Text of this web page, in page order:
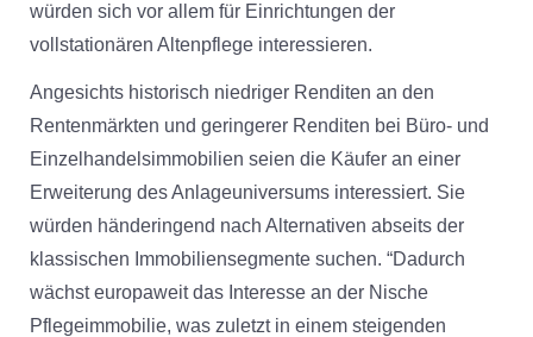
würden sich vor allem für Einrichtungen der
vollstationären Altenpflege interessieren.
Angesichts historisch niedriger Renditen an den
Rentenmärkten und geringerer Renditen bei Büro- und
Einzelhandelsimmobilien seien die Käufer an einer
Erweiterung des Anlageuniversums interessiert. Sie
würden händeringend nach Alternativen abseits der
klassischen Immobiliensegmente suchen. “Dadurch
wächst europaweit das Interesse an der Nische
Pflegeimmobilie, was zuletzt in einem steigenden